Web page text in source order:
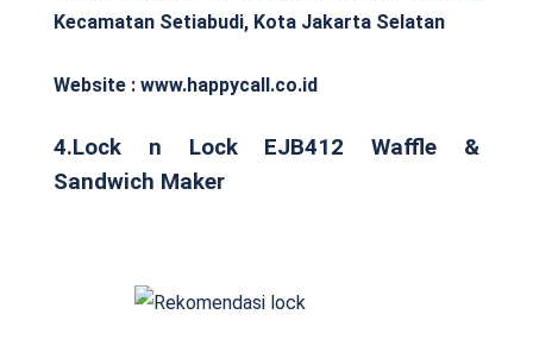
Kecamatan Setiabudi, Kota Jakarta Selatan
Website : www.happycall.co.id
4.Lock n Lock EJB412 Waffle &
Sandwich Maker